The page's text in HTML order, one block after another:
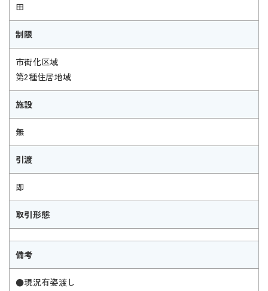
田
制限
市街化区域
第2種住居地域
施設
無
引渡
即
取引形態
備考
●現況有姿渡し